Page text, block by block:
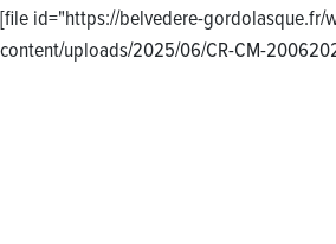
[file id="https://belvedere-gordolasque.fr/
content/uploads/2025/06/CR-CM-